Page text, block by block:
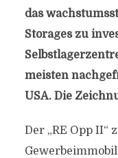
das
Storages zu
meisten
USA.Die
Der „RE Opp II“